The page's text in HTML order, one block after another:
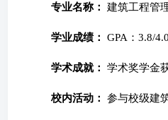
专业名称： 建筑工程管
学业成绩： GPA：3.8/
学术成就： 学术奖学金
校内活动： 参与校级建